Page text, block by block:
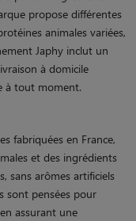
propose différentes
animales variées,
Japhy inclut un
à domicile
à tout moment.
fabriquées en France,
et des ingrédients
sans arômes artificiels
sont pensées pour
assurant une